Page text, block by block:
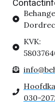
KVK:
030-